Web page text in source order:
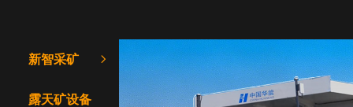
ꁇ
新智采矿
露天矿设备